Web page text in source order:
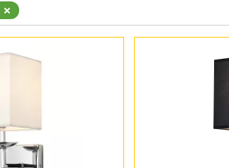
Золото
Прозрачные
Черные